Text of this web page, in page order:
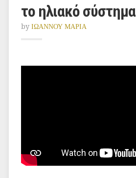
το ηλιακό σύστημα
by ΙΩΑΝΝΟΥ ΜΑΡΙΑ